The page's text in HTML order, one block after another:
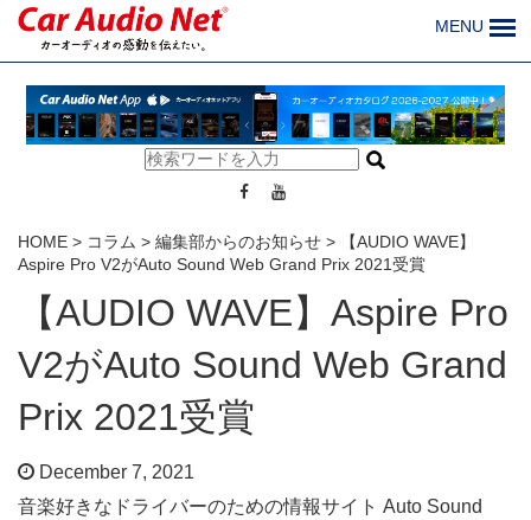
MENU
HOME > コラム > 編集部からのお知らせ >
【AUDIO WAVE】
Aspire Pro V2がAuto Sound Web Grand Prix 2021受賞
【AUDIO WAVE】Aspire Pro
V2がAuto Sound Web Grand
Prix 2021受賞
December 7, 2021
音楽好きなドライバーのための情報サイト Auto Sound